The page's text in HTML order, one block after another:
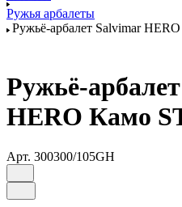
Ружья арбалеты
Ружьё-арбалет Salvimar
Ружьё-
HERO Камо
Арт. 300300/105GH